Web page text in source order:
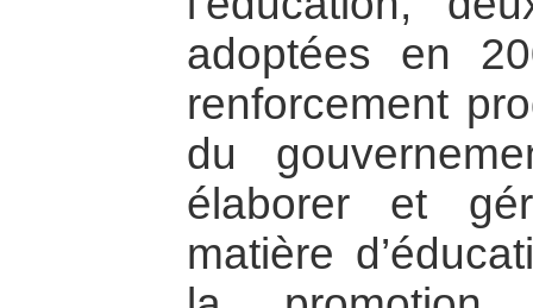
adoptées en
renforcement
du
élaborer et
matière